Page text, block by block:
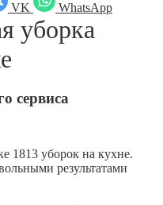
VK WhatsApp
уборка
сервиса
1813 уборок на кухне.
результатами